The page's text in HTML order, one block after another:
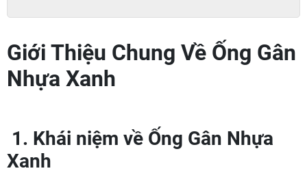
Giới Thiệu Chung Về Ống Gân
Nhựa Xanh
1. Khái niệm về Ống Gân Nhựa
Xanh